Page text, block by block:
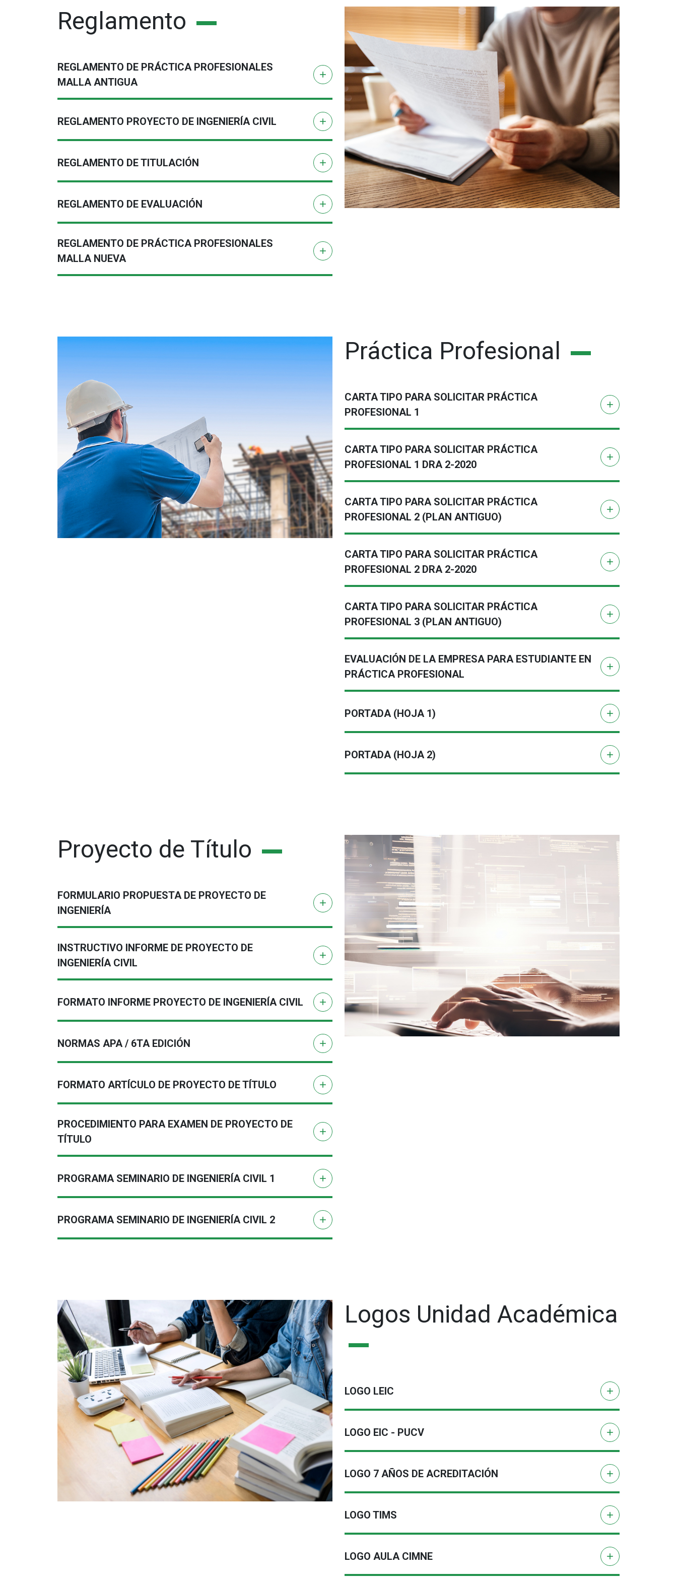
Reglamento
REGLAMENTO DE PRÁCTICA PROFESIONALES
MALLA ANTIGUA
add
REGLAMENTO PROYECTO DE INGENIERÍA CIVIL add
REGLAMENTO DE TITULACIÓN add
REGLAMENTO DE EVALUACIÓN add
REGLAMENTO DE PRÁCTICA PROFESIONALES
MALLA NUEVA
add
Práctica Profesional
CARTA TIPO PARA SOLICITAR PRÁCTICA
PROFESIONAL 1
add
CARTA TIPO PARA SOLICITAR PRÁCTICA
PROFESIONAL 1 DRA 2-2020
add
CARTA TIPO PARA SOLICITAR PRÁCTICA
PROFESIONAL 2 (PLAN ANTIGUO)
add
CARTA TIPO PARA SOLICITAR PRÁCTICA
PROFESIONAL 2 DRA 2-2020
add
CARTA TIPO PARA SOLICITAR PRÁCTICA
PROFESIONAL 3 (PLAN ANTIGUO)
add
EVALUACIÓN DE LA EMPRESA PARA ESTUDIANTE EN
PRÁCTICA PROFESIONAL
add
PORTADA (HOJA 1) add
PORTADA (HOJA 2) add
Proyecto de Título
FORMULARIO PROPUESTA DE PROYECTO DE
INGENIERÍA
add
INSTRUCTIVO INFORME DE PROYECTO DE
INGENIERÍA CIVIL
add
FORMATO INFORME PROYECTO DE INGENIERÍA CIVIL add
NORMAS APA / 6TA EDICIÓN add
FORMATO ARTÍCULO DE PROYECTO DE TÍTULO add
PROCEDIMIENTO PARA EXAMEN DE PROYECTO DE
TÍTULO
add
PROGRAMA SEMINARIO DE INGENIERÍA CIVIL 1 add
PROGRAMA SEMINARIO DE INGENIERÍA CIVIL 2 add
Logos Unidad Académica
LOGO LEIC add
LOGO EIC - PUCV add
LOGO 7 AÑOS DE ACREDITACIÓN add
LOGO TIMS add
LOGO AULA CIMNE add